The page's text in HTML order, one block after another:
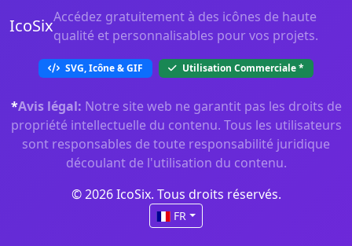
IcoSixAccédez gratuitement à des icônes de haute
qualité et personnalisables pour vos projets.
SVG, Icône & GIF Utilisation Commerciale*
*Avis légal: Notre site web ne garantit pas les droits de
propriété intellectuelle du contenu. Tous les utilisateurs
sont responsables de toute responsabilité juridique
découlant de l'utilisation du contenu.
© 2026 IcoSix. Tous droits réservés.
FR